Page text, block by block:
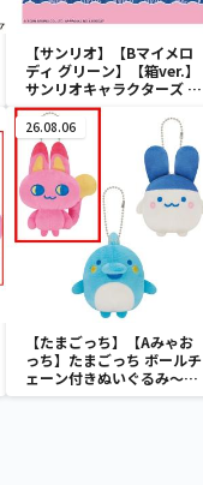
【サンリオ】【Bマイメロ
ディ グリーン】【箱ver.】
サンリオキャラクターズ お
おきなSOFVIMATES～マ
イメロディ マーメイドver.
～
26.08.06
【たまごっち】【Aみゃお
っち】たまごっち ボールチ
ェーン付きぬいぐるみ～
Tamagotchi Paradise～